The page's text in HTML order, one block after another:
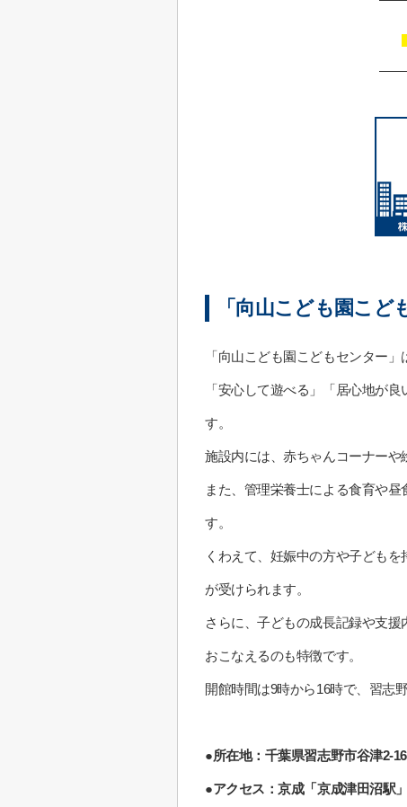
「向山こども園こ
「向山こども園こどもセンター
「安心して遊べる」「居心地が
す。
施設内には、赤ちゃんコーナーや
また、管理栄養士による食育や
す。
くわえて、妊娠中の方や子ども
が受けられます。
さらに、子どもの成長記録や支
おこなえるのも特徴です。
開館時間は9時から16時で、習志
●所在地：千葉県習志野市谷津2-
●アクセス：京成「京成津田沼駅